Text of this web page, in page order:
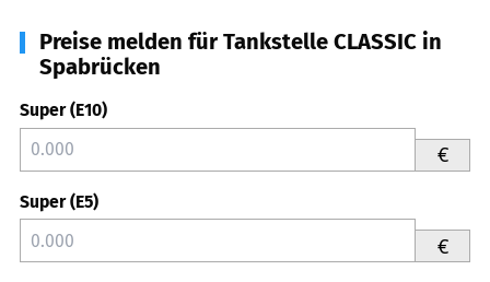
Preise melden für Tankstelle CLASSIC in
Spabrücken
Super (E10)
€
Super (E5)
€